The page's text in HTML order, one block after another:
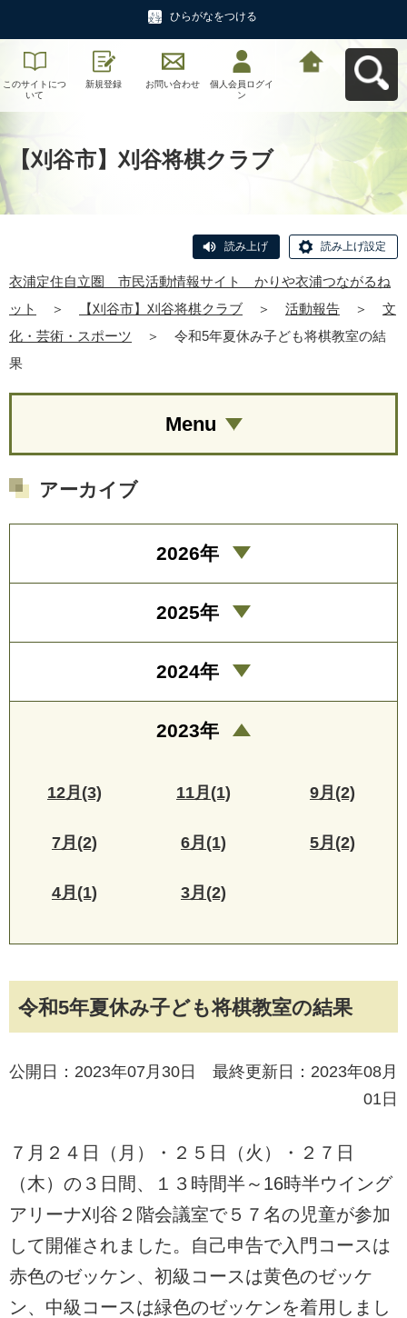
ひらがなをつける
このサイトにつ
いて
新規登録 お問い合わせ
個人会員ログイ
ン
【刈谷市】刈谷将棋クラブ
読み上げ 読み上げ設定
衣浦定住自立圏 市民活動情報サイト かりや衣浦つながるね
ット
＞ 【刈谷市】刈谷将棋クラブ ＞ 活動報告 ＞
文
化・芸術・スポーツ
＞
令和5年夏休み子ども将棋教室の結
果
令和5年夏休み子ども将棋教室の結果
公開日：2023年07月30日 最終更新日：2023年08月
01日
７月２４日（月）・２５日（火）・２７日
（木）の３日間、１３時間半～16時半ウイング
アリーナ刈谷２階会議室で５７名の児童が参加
して開催されました。自己申告で入門コースは
赤色のゼッケン、初級コースは黄色のゼッケ
ン、中級コースは緑色のゼッケンを着用しまし
Menu
アーカイブ
2026年
2025年
2024年
2023年
12月(3) 11月(1) 9月(2)
7月(2) 6月(1) 5月(2)
4月(1) 3月(2)